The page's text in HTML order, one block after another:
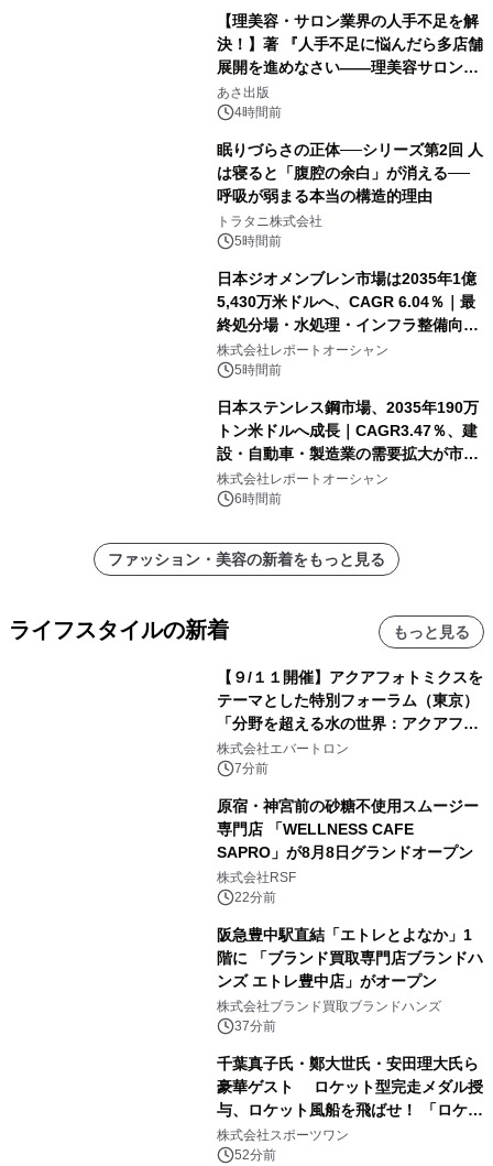
【理美容・サロン業界の人手不足を解
決！】著 『人手不足に悩んだら多店舗
展開を進めなさい――理美容サロン
「多店舗展開」の教科書』2026年8月
24日（月）発売
あさ出版
4時間前
眠りづらさの正体──シリーズ第2回 人
は寝ると「腹腔の余白」が消える──
呼吸が弱まる本当の構造的理由
トラタニ株式会社
5時間前
日本ジオメンブレン市場は2035年1億
5,430万米ドルへ、CAGR 6.04％｜最
終処分場・水処理・インフラ整備向け
需要拡大
株式会社レポートオーシャン
5時間前
日本ステンレス鋼市場、2035年190万
トン米ドルへ成長｜CAGR3.47％、建
設・自動車・製造業の需要拡大が市場
を牽引
株式会社レポートオーシャン
6時間前
ファッション・美容の新着をもっと見る
ライフスタイルの新着 もっと見る
【９/１１開催】アクアフォトミクスを
テーマとした特別フォーラム（東京）
「分野を超える水の世界：アクアフォ
トミクスが切り拓く新しい科学の地
平」を開催
株式会社エバートロン
7分前
原宿・神宮前の砂糖不使用スムージー
専門店 「WELLNESS CAFE
SAPRO」が8月8日グランドオープン
株式会社RSF
22分前
阪急豊中駅直結「エトレとよなか」1
階に 「ブランド買取専門店ブランドハ
ンズ エトレ豊中店」がオープン
株式会社ブランド買取ブランドハンズ
37分前
千葉真子氏・鄭大世氏・安田理大氏ら
豪華ゲスト ロケット型完走メダル授
与、ロケット風船を飛ばせ！ 「ロケッ
トマラソン2026」開催
株式会社スポーツワン
52分前